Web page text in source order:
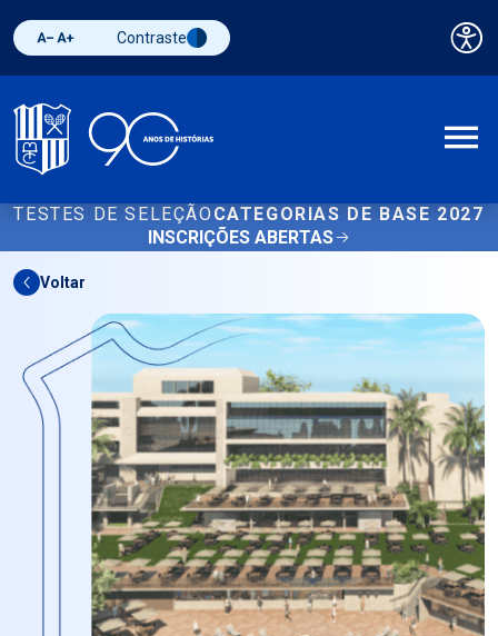
Diminuir fonte
Aumentar fonteAlternar contraste
Contraste
TESTES DE SELEÇÃO CATEGORIAS DE BASE 2027
INSCRIÇÕES ABERTAS
Voltar